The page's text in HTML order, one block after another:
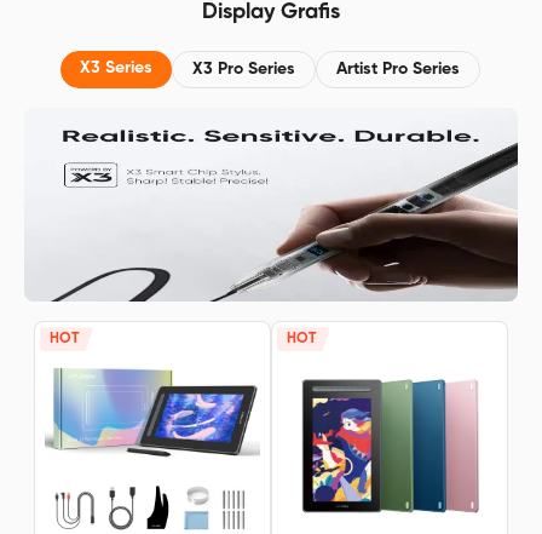
Baterai 8000mAh, Gratis
Membership 3 bulan di ibis Paint X
Display Grafis
X3 Series X3 Pro Series Artist Pro Series
HOT HOT